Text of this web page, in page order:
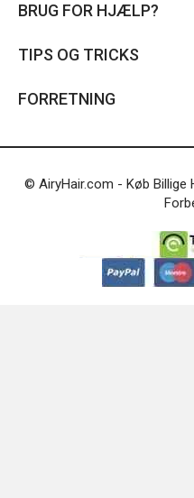
BRUG FOR HJÆLP?
TIPS OG TRICKS
FORRETNING
© AiryHair.com - Køb Billige